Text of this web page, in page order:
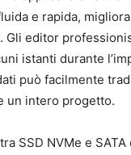
e rapida,
Gli editor
istanti durante
può facilmente
un intero progetto.
SSD NVMe e